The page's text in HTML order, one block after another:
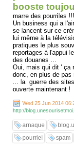
booste
marre des pourriles !!!
Un business qui a
se lancent sur ce
lui même à la
pratiques le plus
reportages à l'appui
des douanes ...
Oui, mais qui dit ' ça
donc, en plus de pas
... la guerre des
ouverte maintenant !
Wed 25 Jun 2014
http://
arnaque
pourriel
spam